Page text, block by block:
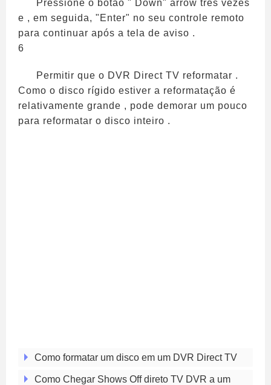
Pressione o botão " Down" arrow três vezes
e , em seguida, "Enter" no seu controle remoto
para continuar após a tela de aviso .
6
Permitir que o DVR Direct TV reformatar .
Como o disco rígido estiver a reformatação é
relativamente grande , pode demorar um pouco
para reformatar o disco inteiro .
Como formatar um disco em um DVR Direct TV
Como Chegar Shows Off direto TV DVR a um